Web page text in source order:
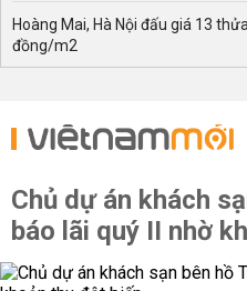
Hoàng Mai, Hà Nội đấu giá 13
đồng/m2
Chủ dự án khách
báo lãi quý II nhờ